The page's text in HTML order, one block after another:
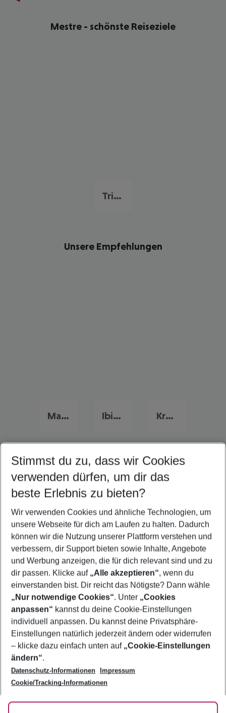
Mestre - schönste Reiseziele
Triest
Unsere Empfehlungen
Mallorca Frühbucher Angebote Ibiza Flug & Hotel Kroatien Flug & Hotel
Quicklinks
Last Minute Mestre
Flug & Hotel Mestre
Familienurlaub Mestre
Pauschalreisen Mestre
Urlaub Mestre
Footer
Footer navigation
Über uns
AGB
Bestpreisgarantie
Cookie-Einstellungen ändern
Cookie-Richtlinie
Agenturbetreuung
Barrierefreies Reisen
Folge uns
Stimmst du zu, dass wir Cookies
verwenden dürfen, um dir das
beste Erlebnis zu bieten?
Wir verwenden Cookies und ähnliche Technologien, um
unsere Webseite für dich am Laufen zu halten. Dadurch
können wir die Nutzung unserer Plattform verstehen und
verbessern, dir Support bieten sowie Inhalte, Angebote
und Werbung anzeigen, die für dich relevant sind und zu
dir passen. Klicke auf „Alle akzeptieren“, wenn du
einverstanden bist. Dir reicht das Nötigste? Dann wähle
„Nur notwendige Cookies“. Unter „Cookies
anpassen“ kannst du deine Cookie-Einstellungen
individuell anpassen. Du kannst deine Privatsphäre-
Einstellungen natürlich jederzeit ändern oder widerrufen
– klicke dazu einfach unten auf „Cookie-Einstellungen
ändern“.
Datenschutz-Informationen
Impressum
Cookie/Tracking-Informationen